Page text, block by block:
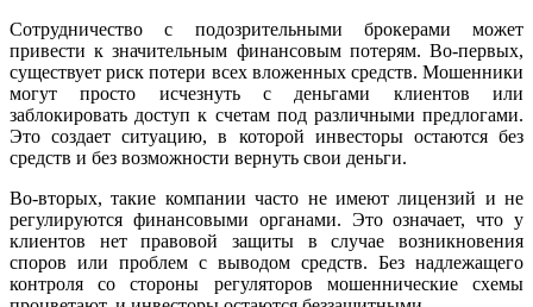
Сотрудничество с подозрительными брокерами может
привести к значительным финансовым потерям. Во-первых,
существует риск потери всех вложенных средств. Мошенники
могут просто исчезнуть с деньгами клиентов или
заблокировать доступ к счетам под различными предлогами.
Это создает ситуацию, в которой инвесторы остаются без
средств и без возможности вернуть свои деньги.
Во-вторых, такие компании часто не имеют лицензий и не
регулируются финансовыми органами. Это означает, что у
клиентов нет правовой защиты в случае возникновения
споров или проблем с выводом средств. Без надлежащего
контроля со стороны регуляторов мошеннические схемы